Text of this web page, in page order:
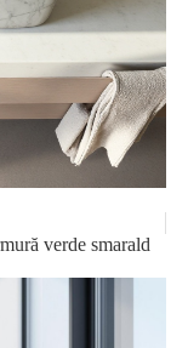
verde smarald